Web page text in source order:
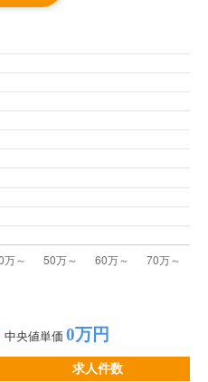
中央値単価 0万円
求人件数